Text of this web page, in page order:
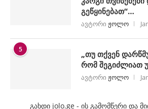
გეწყინებათ“…
ავტორი ჟოლო
5
„თუ თქვენ
რომ შეგიძლიათ
ავტორი ჟოლო
გახდი jolo.ge - ის გამომწერი და